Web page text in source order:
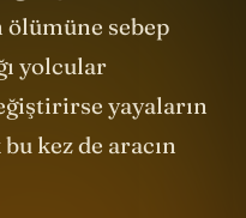
genç kadın ve
sebep
yolcular
yayaların
kez de aracın